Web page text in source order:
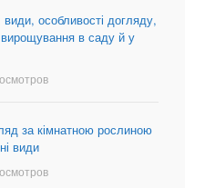
види, особливості догляду,
вирощування в саду й у
за кімнатною рослиною
види